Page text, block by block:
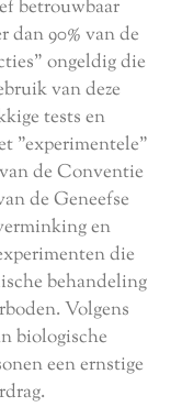
betrouwbaar
dan 90% van de
ongeldig die
van deze
tests en
"experimentele"
de Conventie
de Geneefse
en
die
behandeling
Volgens
biologische
een ernstige